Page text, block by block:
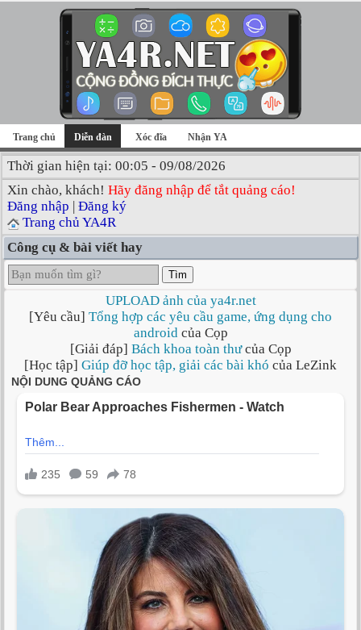
Trang chủ Diễn đàn Xóc đĩa Nhận YA
Thời gian hiện tại: 00:05 - 09/08/2026
Xin chào, khách! Hãy đăng nhập để tắt quảng cáo!
Đăng nhập | Đăng ký
Trang chủ YA4R
Công cụ & bài viết hay
Tìm
UPLOAD ảnh của ya4r.net
[Yêu cầu] Tổng hợp các yêu cầu game, ứng dụng cho
androidcủa Cọp
[Giải đáp] Bách khoa toàn thưcủa Cọp
[Học tập] Giúp đỡ học tập, giải các bài khó của LeZink